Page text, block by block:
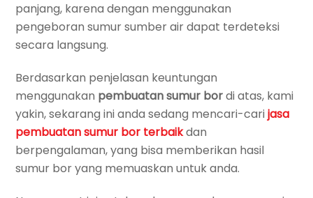
panjang, karena dengan menggunakan
pengeboran sumur sumber air dapat terdeteksi
secara langsung.
Berdasarkan penjelasan keuntungan
menggunakan pembuatan sumur bordi atas, kami
yakin, sekarang ini anda sedang mencari-carijasa
pembuatan sumur bor terbaikdan
berpengalaman, yang bisa memberikan hasil
sumur bor yang memuaskan untuk anda.